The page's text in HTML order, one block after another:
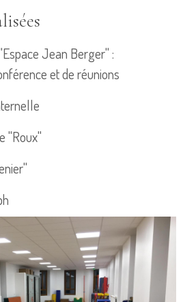
Jean Berger" :
et de réunions
"Roux"